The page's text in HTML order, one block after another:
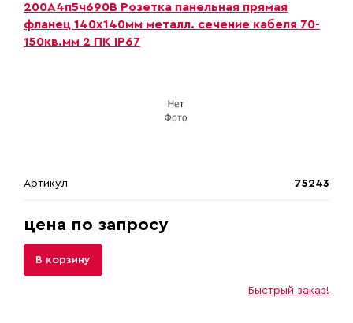
200А4п5ч690B Розетка панельная прямая
фланец 140х140мм металл. сечение кабеля 70-
150кв.мм 2 ПК IP67
Артикул 75243
цена по запросу
В корзину
Быстрый заказ!